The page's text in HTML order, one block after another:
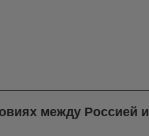
между Россией и